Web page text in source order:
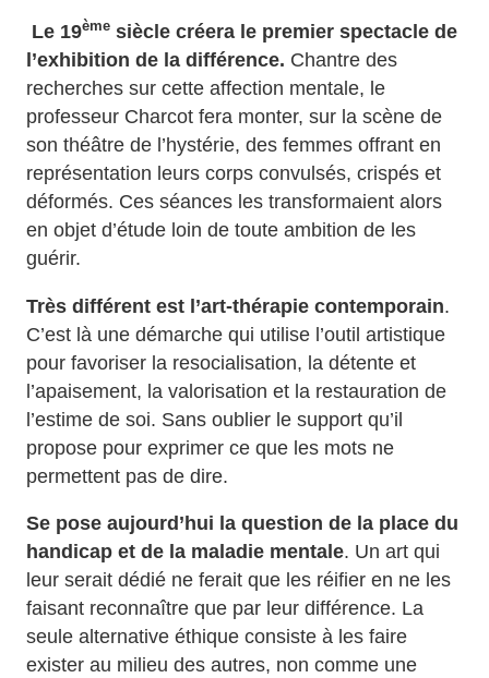
Le 19ème siècle créera le premier spectacle de
l’exhibition de la différence. Chantre des
recherches sur cette affection mentale, le
professeur Charcot fera monter, sur la scène de
son théâtre de l’hystérie, des femmes offrant en
représentation leurs corps convulsés, crispés et
déformés. Ces séances les transformaient alors
en objet d’étude loin de toute ambition de les
guérir.
Très différent est l’art-thérapie contemporain.
C’est là une démarche qui utilise l’outil artistique
pour favoriser la resocialisation, la détente et
l’apaisement, la valorisation et la restauration de
l’estime de soi. Sans oublier le support qu’il
propose pour exprimer ce que les mots ne
permettent pas de dire.
Se pose aujourd’hui la question de la place du
handicap et de la maladie mentale. Un art qui
leur serait dédié ne ferait que les réifier en ne les
faisant reconnaître que par leur différence. La
seule alternative éthique consiste à les faire
exister au milieu des autres, non comme une